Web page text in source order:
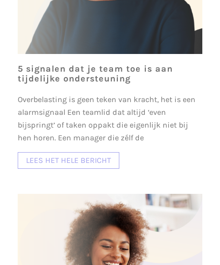
5 signalen dat je team toe is aan
tijdelijke ondersteuning
Overbelasting is geen teken van kracht, het is een
alarmsignaal Een teamlid dat altijd ‘even
bijspringt’ of taken oppakt die eigenlijk niet bij
hen horen. Een manager die zélf de
LEES HET HELE BERICHT